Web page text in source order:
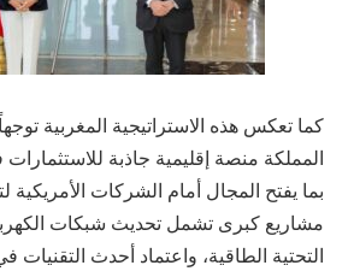
كما تعكس هذه الاستراتيجية المغربية
المملكة منصة إقليمية جاذبة
بما يفتح المجال أمام الشركات
مشاريع كبرى تشمل تحديث شبكات
التحتية الطاقية، واعتماد أحدث